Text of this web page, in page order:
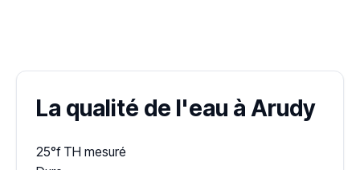
La qualité de l'eau à Arudy
25°f TH mesuré